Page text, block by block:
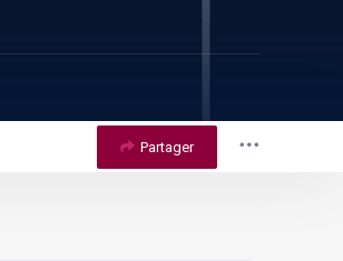
Partager